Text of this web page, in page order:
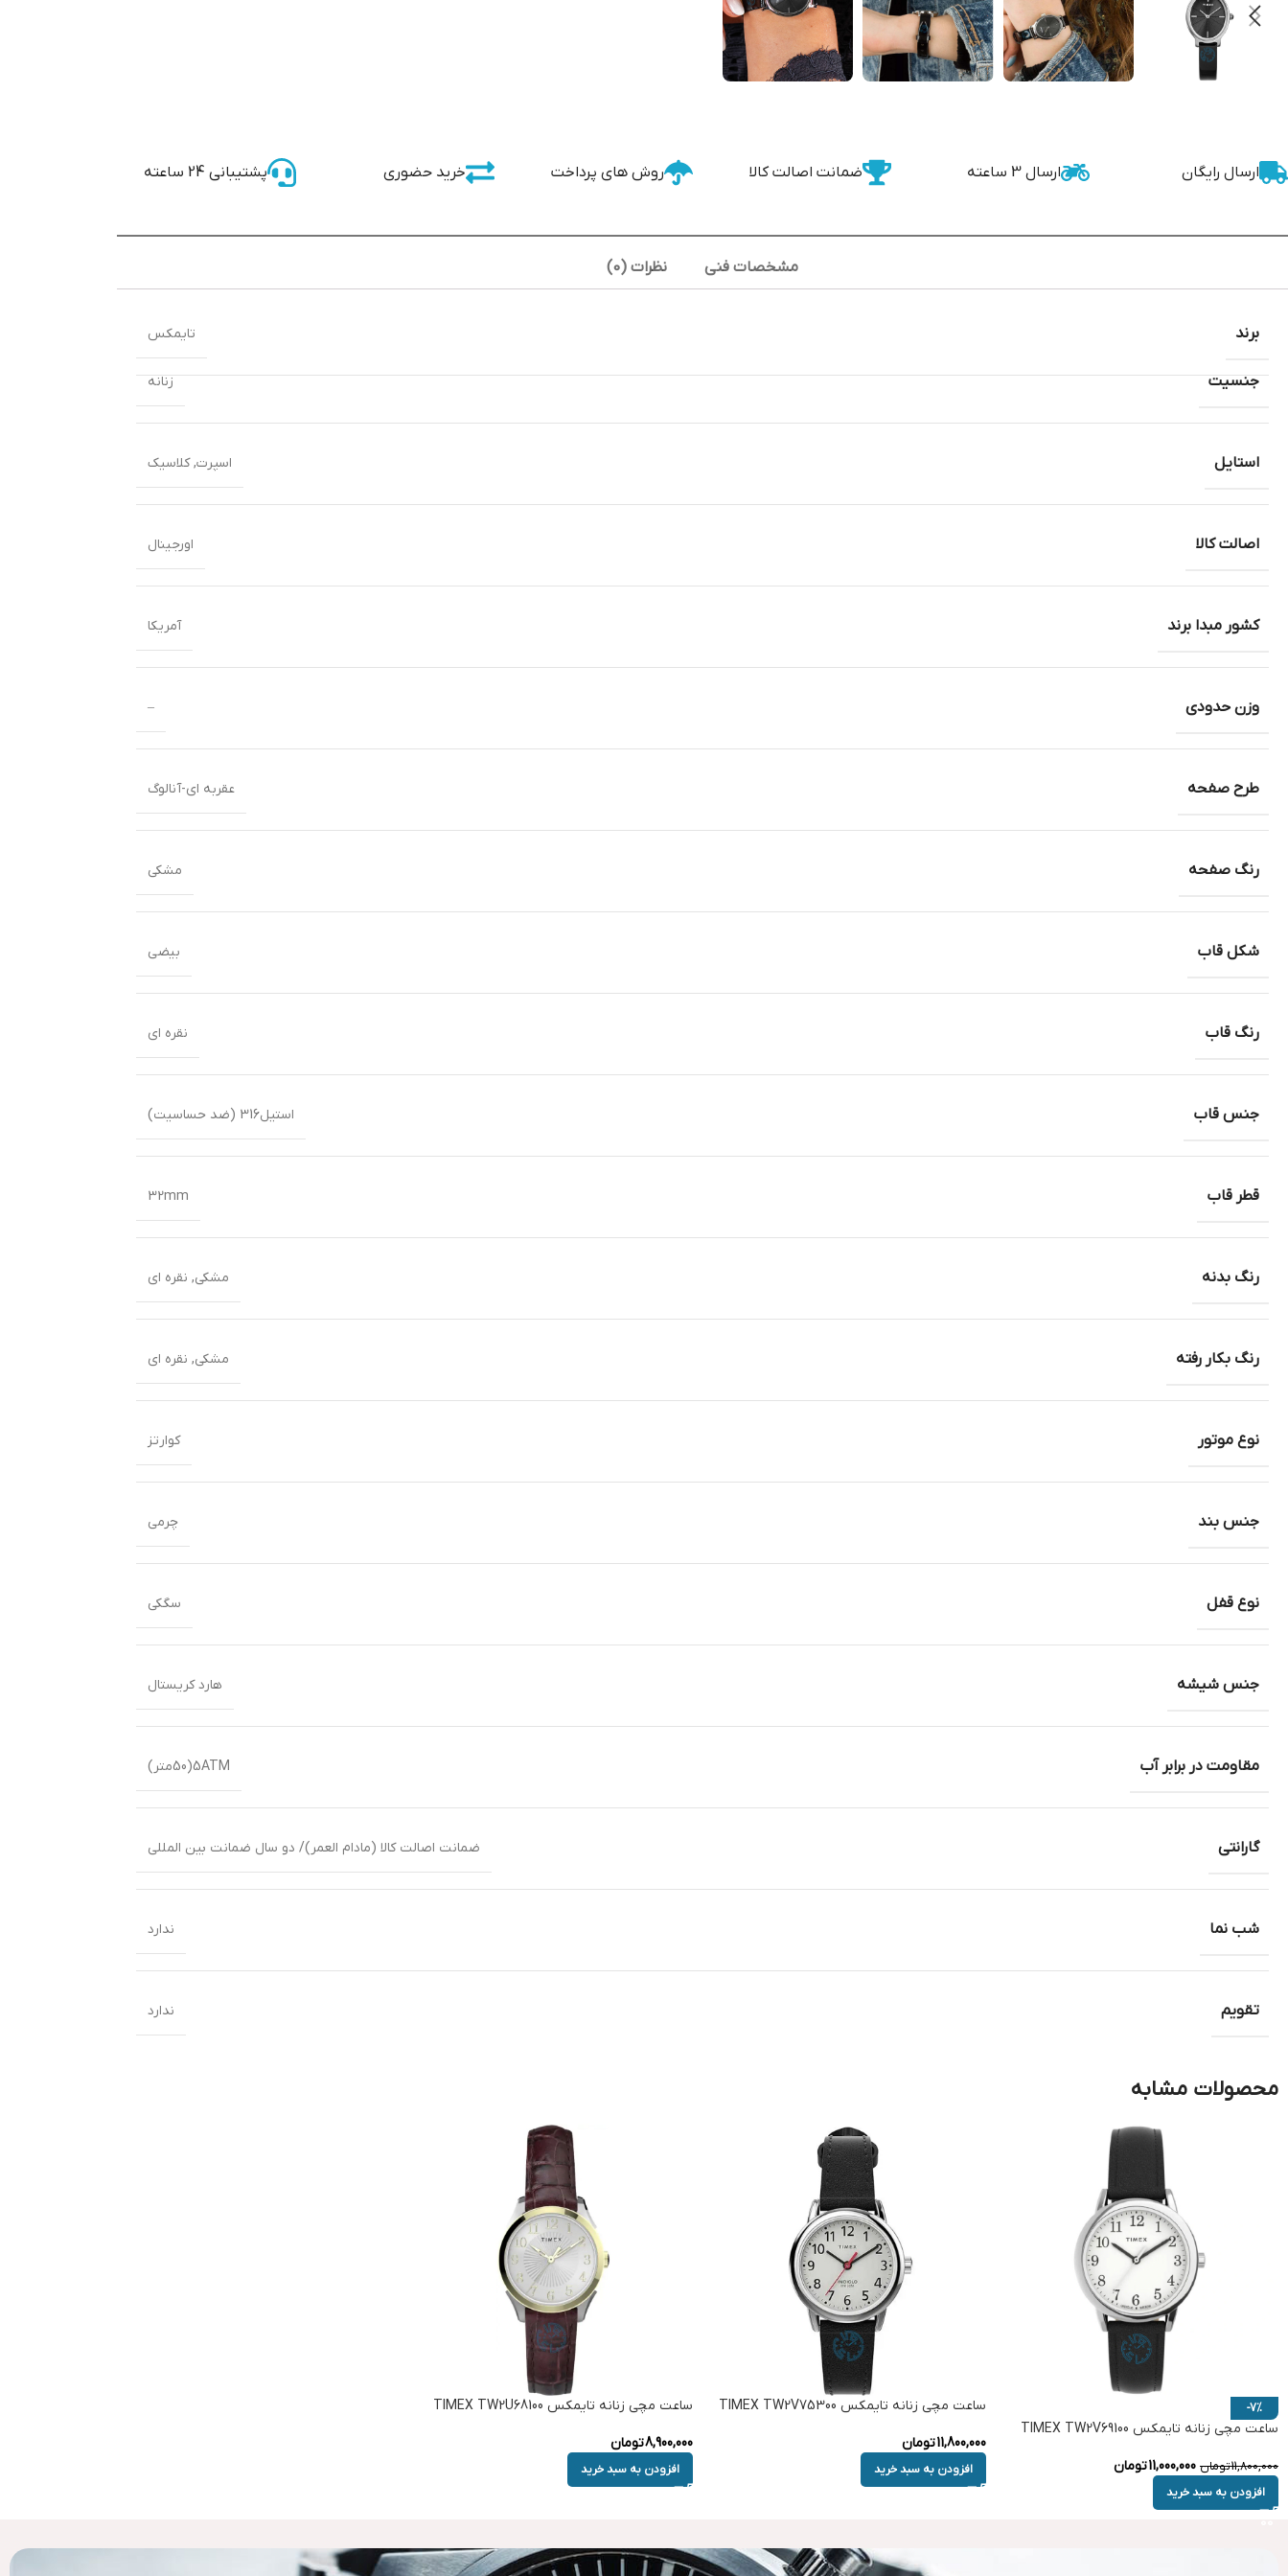
ارسال رایگان ارسال 3 ساعته ضمانت اصالت کالا روش های پرداخت خرید حضوری پشتیبانی 24 ساعته
مشخصات فنی نظرات (0)
جنسیت زنانه
استایل اسپرت,کلاسیک
اصالت کالا اورجینال
کشور مبدا برند آمریکا
وزن حدودی –
طرح صفحه عقربه ای-آنالوگ
رنگ صفحه مشکی
شکل قاب بیضی
رنگ قاب نقره ای
جنس قاب استیل316 (ضد حساسیت)
قطر قاب 32mm
رنگ بدنه مشکی, نقره ای
رنگ بکار رفته مشکی, نقره ای
نوع موتور کوارتز
جنس بند چرمی
نوع قفل سگکی
جنس شیشه هارد کریستال
مقاومت در برابر آب 5ATM(50متر)
گارانتی ضمانت اصالت کالا (مادام العمر)/ دو سال ضمانت بین المللی
شب نما ندارد
تقویم ندارد
برند تایمکس
محصولات مشابه
-7%
ساعت مچی زنانه تایمکس TIMEX TW2V69100
11,800,000تومان 11,000,000تومان
افزودن به سبد خرید
ساعت مچی زنانه تایمکس TIMEX TW2V75300
11,800,000تومان
افزودن به سبد خرید
ساعت مچی زنانه تایمکس TIMEX TW2U68100
8,900,000تومان
افزودن به سبد خرید